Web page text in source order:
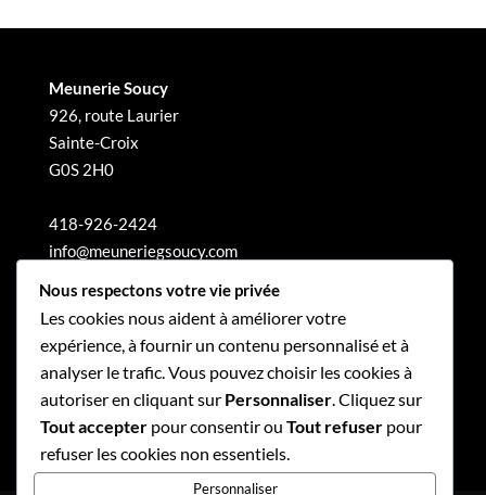
Meunerie Soucy
926, route Laurier
Sainte-Croix
G0S 2H0
418-926-2424
info@meuneriegsoucy.com
Nous respectons votre vie privée
Les cookies nous aident à améliorer votre
expérience, à fournir un contenu personnalisé et à
analyser le trafic. Vous pouvez choisir les cookies à
autoriser en cliquant sur Personnaliser . Cliquez sur
Tout accepter pour consentir ou Tout refuser pour
refuser les cookies non essentiels.
Personnaliser